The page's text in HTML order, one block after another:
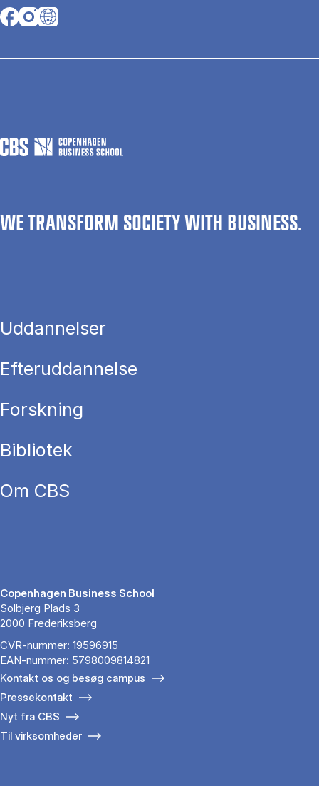
Opens in a new tab
Opens in a new tab
Opens in a new tab
WE TRANSFORM SOCIETY WITH BUSINESS.
Uddannelser
Efteruddannelse
Forskning
Bibliotek
Om CBS
Copenhagen Business School
Solbjerg Plads 3
2000 Frederiksberg
CVR-nummer: 19596915
EAN-nummer: 5798009814821
Kontakt os og besøg campus
Pressekontakt
Nyt fra CBS
Til virksomheder